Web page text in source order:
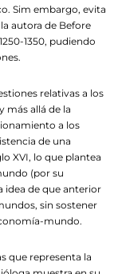
Sim embargo, evita
autora de Before
1350, pudiendo
relativas a los
más allá de la
a los
de una
XVI, lo que plantea
(por su
idea de que anterior
sin sostener
mundo.
que representa la